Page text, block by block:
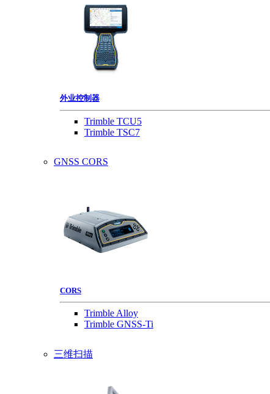
外业控制器
Trimble TCU5
Trimble TSC7
GNSS CORS
CORS
Trimble Alloy
Trimble GNSS-Ti
三维扫描